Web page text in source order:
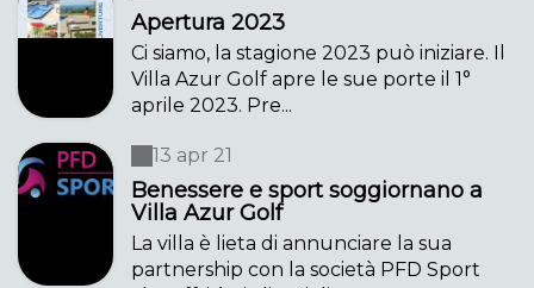
Apertura 2023
Ci siamo, la stagione 2023 può iniziare. Il
Villa Azur Golf apre le sue porte il 1°
aprile 2023. Pre...
13 apr 21
Benessere e sport soggiornano a
Villa Azur Golf
La villa è lieta di annunciare la sua
partnership con la società PFD Sport